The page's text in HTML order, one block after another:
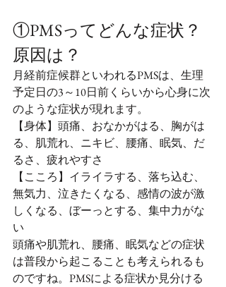
①PMSってどんな症状？
原因は？
月経前症候群といわれるPMSは、生理
予定日の3～10日前くらいから心身に次
のような症状が現れます。
【身体】頭痛、おなかがはる、胸がは
る、肌荒れ、ニキビ、腰痛、眠気、だ
るさ、疲れやすさ
【こころ】イライラする、落ち込む、
無気力、泣きたくなる、感情の波が激
しくなる、ぼーっとする、集中力がな
い
頭痛や肌荒れ、腰痛、眠気などの症状
は普段から起こることも考えられるも
のですね。PMSによる症状か見分ける